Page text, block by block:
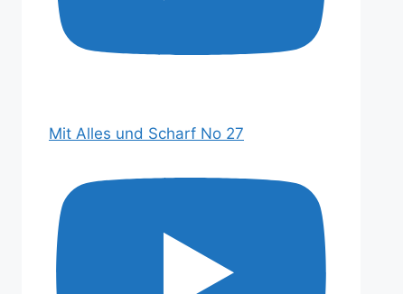
Mit Alles und Scharf No 27